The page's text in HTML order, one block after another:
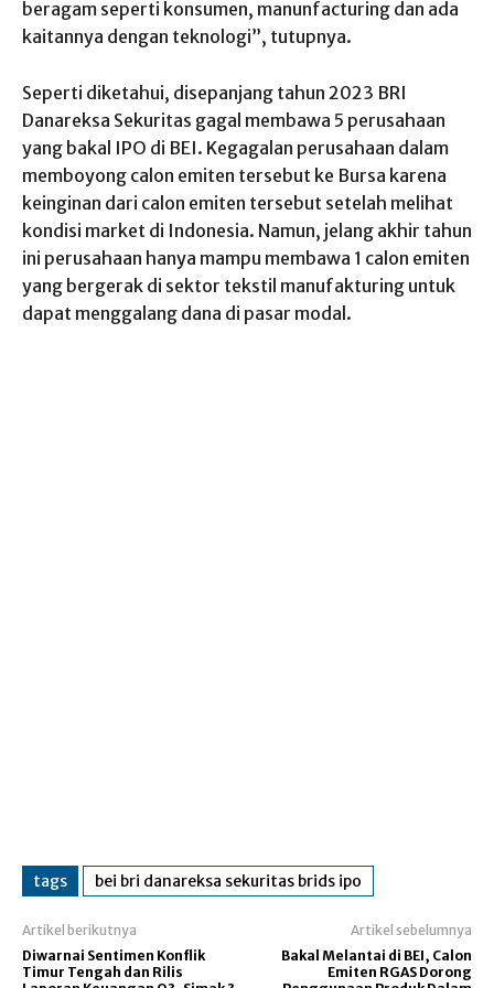
beragam seperti konsumen, manunfacturing dan ada
kaitannya dengan teknologi”, tutupnya.
Seperti diketahui, disepanjang tahun 2023 BRI
Danareksa Sekuritas gagal membawa 5 perusahaan
yang bakal IPO di BEI. Kegagalan perusahaan dalam
memboyong calon emiten tersebut ke Bursa karena
keinginan dari calon emiten tersebut setelah melihat
kondisi market di Indonesia. Namun, jelang akhir tahun
ini perusahaan hanya mampu membawa 1 calon emiten
yang bergerak di sektor tekstil manufakturing untuk
dapat menggalang dana di pasar modal.
tags bei bri danareksa sekuritas brids ipo
Artikel berikutnya
Diwarnai Sentimen Konflik
Timur Tengah dan Rilis
Artikel sebelumnya
Bakal Melantai di BEI, Calon
Emiten RGAS Dorong